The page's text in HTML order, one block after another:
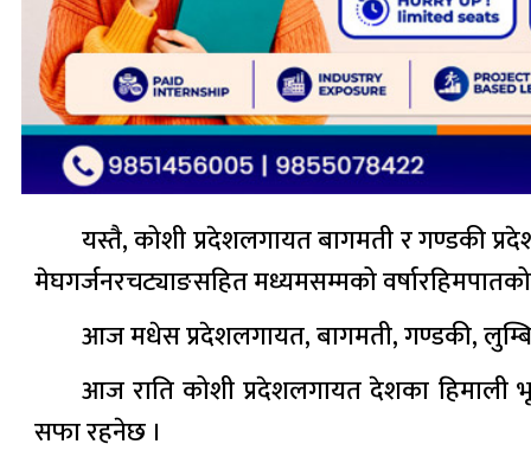
यस्तै, कोशी प्रदेशलगायत बागमती र गण्डकी
मेघगर्जनरचट्याङसहित मध्यमसम्मको
आज मधेस प्रदेशलगायत, बागमती, गण्डकी,
आज राति कोशी प्रदेशलगायत देशका हिमाली
सफा रहनेछ ।